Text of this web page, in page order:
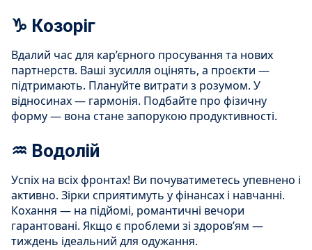
♑ Козоріг
Вдалий час для кар’єрного просування та нових
партнерств. Ваші зусилля оцінять, а проєкти —
підтримають. Плануйте витрати з розумом. У
відносинах — гармонія. Подбайте про фізичну
форму — вона стане запорукою продуктивності.
♒ Водолій
Успіх на всіх фронтах! Ви почуватиметесь упевнено і
активно. Зірки сприятимуть у фінансах і навчанні.
Кохання — на підйомі, романтичні вечори
гарантовані. Якщо є проблеми зі здоров’ям —
тиждень ідеальний для одужання.